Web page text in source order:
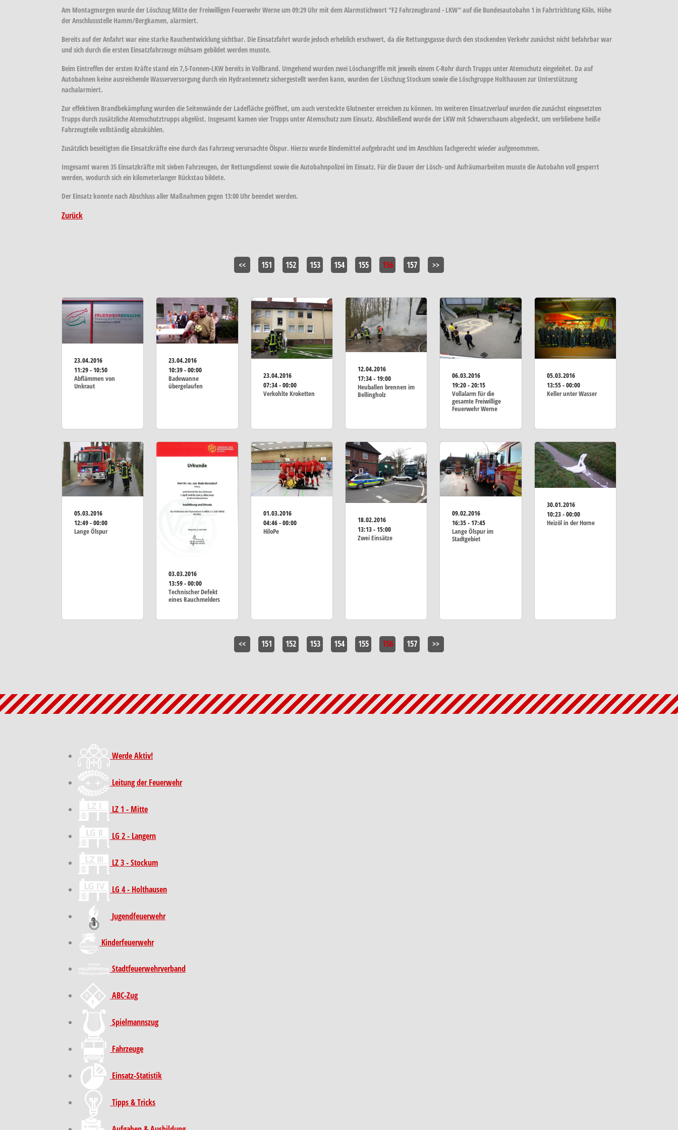
Am Montagmorgen wurde der Löschzug Mitte der Freiwilligen Feuerwehr Werne um 09:29 Uhr mit dem Alarmstichwort "F2 Fahrzeugbrand - LKW" auf die Bundesautobahn 1 in Fahrtrichtung Köln, Höhe
der Anschlussstelle Hamm/Bergkamen, alarmiert.
Bereits auf der Anfahrt war eine starke Rauchentwicklung sichtbar. Die Einsatzfahrt wurde jedoch erheblich erschwert, da die Rettungsgasse durch den stockenden Verkehr zunächst nicht befahrbar war
und sich durch die ersten Einsatzfahrzeuge mühsam gebildet werden musste.
Beim Eintreffen der ersten Kräfte stand ein 7,5-Tonnen-LKW bereits in Vollbrand. Umgehend wurden zwei Löschangriffe mit jeweils einem C-Rohr durch Trupps unter Atemschutz eingeleitet. Da auf
Autobahnen keine ausreichende Wasserversorgung durch ein Hydrantennetz sichergestellt werden kann, wurden der Löschzug Stockum sowie die Löschgruppe Holthausen zur Unterstützung
nachalarmiert.
Zur effektiven Brandbekämpfung wurden die Seitenwände der Ladefläche geöffnet, um auch versteckte Glutnester erreichen zu können. Im weiteren Einsatzverlauf wurden die zunächst eingesetzten
Trupps durch zusätzliche Atemschutztrupps abgelöst. Insgesamt kamen vier Trupps unter Atemschutz zum Einsatz. Abschließend wurde der LKW mit Schwerschaum abgedeckt, um verbliebene heiße
Fahrzeugteile vollständig abzukühlen.
Zusätzlich beseitigten die Einsatzkräfte eine durch das Fahrzeug verursachte Ölspur. Hierzu wurde Bindemittel aufgebracht und im Anschluss fachgerecht wieder aufgenommen.
Insgesamt waren 35 Einsatzkräfte mit sieben Fahrzeugen, der Rettungsdienst sowie die Autobahnpolizei im Einsatz. Für die Dauer der Lösch- und Aufräumarbeiten musste die Autobahn voll gesperrt
werden, wodurch sich ein kilometerlanger Rückstau bildete.
Der Einsatz konnte nach Abschluss aller Maßnahmen gegen 13:00 Uhr beendet werden.
Zurück
<< 151 152 153 154 155 156 157 >>
23.04.2016
11:29 - 10:50
Abflämmen von
Unkraut
23.04.2016
10:39 - 00:00
Badewanne
übergelaufen
23.04.2016
07:34 - 00:00
Verkohlte Kroketten
12.04.2016
17:34 - 19:00
Heuballen brennen im
Bellingholz
06.03.2016
19:20 - 20:15
Vollalarm für die
gesamte Freiwillige
Feuerwehr Werne
05.03.2016
13:55 - 00:00
Keller unter Wasser
05.03.2016
12:49 - 00:00
Lange Ölspur
03.03.2016
13:59 - 00:00
Technischer Defekt
eines Rauchmelders
01.03.2016
04:46 - 00:00
HiloPe
18.02.2016
13:13 - 15:00
Zwei Einsätze
09.02.2016
16:35 - 17:45
Lange Ölspur im
Stadtgebiet
30.01.2016
10:23 - 00:00
Heizöl in der Horne
<< 151 152 153 154 155 156 157 >>
Werde Aktiv!
Leitung der Feuerwehr
LZ 1 - Mitte
LG 2 - Langern
LZ 3 - Stockum
LG 4 - Holthausen
Jugendfeuerwehr
Kinder­feuer­wehr
Stadt­feuer­wehr­verband
ABC-Zug
Spielmannszug
Fahrzeuge
Einsatz-Statistik
Tipps & Tricks